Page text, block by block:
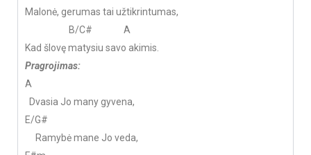
Malonė, gerumas tai užtikrintumas,
B/C# A
Kad šlovę matysiu savo akimis.
Pragrojimas:
A
Dvasia Jo many gyvena,
E/G#
Ramybė mane Jo veda,